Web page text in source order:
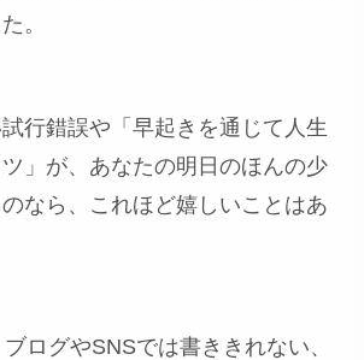
。
行錯誤や「早起きを通じて人生
」が、あなたの明日のほんの少
なら、これほど嬉しいことはあ
ログやSNSでは書ききれない、